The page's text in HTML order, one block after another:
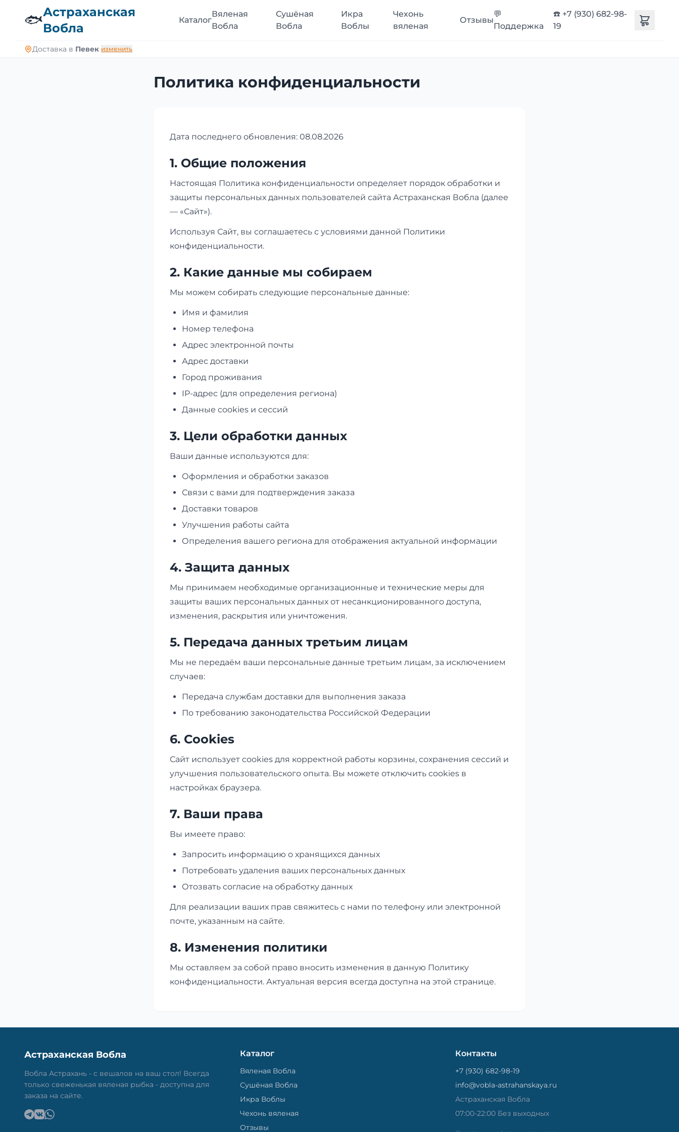
🐟Астраханская
Вобла
Каталог
Вяленая
Вобла
Сушёная
Вобла
Икра
Воблы
Чехонь
вяленая
Отзывы
💬
Поддержка
☎️ +7 (930) 682-98-
19
Доставка в Певек изменить
Политика конфиденциальности
Дата последнего обновления: 08.08.2026
1. Общие положения
Настоящая Политика конфиденциальности определяет порядок обработки и
защиты персональных данных пользователей сайта Астраханская Вобла (далее
— «Сайт»).
Используя Сайт, вы соглашаетесь с условиями данной Политики
конфиденциальности.
2. Какие данные мы собираем
Мы можем собирать следующие персональные данные:
Имя и фамилия
Номер телефона
Адрес электронной почты
Адрес доставки
Город проживания
IP-адрес (для определения региона)
Данные cookies и сессий
3. Цели обработки данных
Ваши данные используются для:
Оформления и обработки заказов
Связи с вами для подтверждения заказа
Доставки товаров
Улучшения работы сайта
Определения вашего региона для отображения актуальной информации
4. Защита данных
Мы принимаем необходимые организационные и технические меры для
защиты ваших персональных данных от несанкционированного доступа,
изменения, раскрытия или уничтожения.
5. Передача данных третьим лицам
Мы не передаём ваши персональные данные третьим лицам, за исключением
случаев:
Передача службам доставки для выполнения заказа
По требованию законодательства Российской Федерации
6. Cookies
Сайт использует cookies для корректной работы корзины, сохранения сессий и
улучшения пользовательского опыта. Вы можете отключить cookies в
настройках браузера.
7. Ваши права
Вы имеете право:
Запросить информацию о хранящихся данных
Потребовать удаления ваших персональных данных
Отозвать согласие на обработку данных
Для реализации ваших прав свяжитесь с нами по телефону или электронной
почте, указанным на сайте.
8. Изменения политики
Мы оставляем за собой право вносить изменения в данную Политику
конфиденциальности. Актуальная версия всегда доступна на этой странице.
Астраханская Вобла
Вобла Астрахань - с вешалов на ваш стол! Всегда
только свеженькая вяленая рыбка - доступна для
заказа на сайте.
Каталог
Вяленая Вобла
Сушёная Вобла
Икра Воблы
Чехонь вяленая
Отзывы
Контакты
+7 (930) 682-98-19
info@vobla-astrahanskaya.ru
Астраханская Вобла
07:00-22:00 Без выходных